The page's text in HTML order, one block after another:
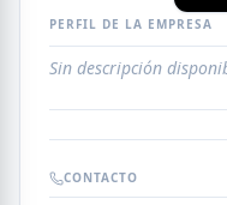
PERFIL DE LA EMPRESA
Sin descripción
CONTACTO